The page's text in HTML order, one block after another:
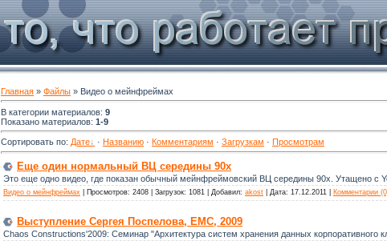
Главная » Файлы » Видео о мейнфреймах
В категории материалов: 9
Показано материалов: 1-9
Сортировать по: Дате · Названию · Комментариям · Загрузкам · Просмотрам
Еще один нормальный ВЦ середины 90х
Это еще одно видео, где показан обычный мейнфреймовский ВЦ середины 90х. Утащено с
Видео о мейнфреймах Просмотров: 2408 Загрузок: 1081 Добавил: akost Дата: 17.12.2011 Комментарии
Выступление Сергея Поспелова, EMC, 2009
Chaos Constructions'2009: Семинар "Архитектура систем хранения данных корпоративного